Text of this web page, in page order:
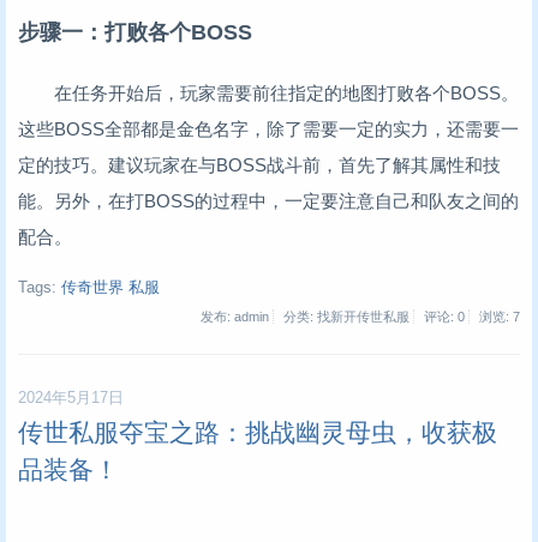
步骤一：打败各个BOSS
在任务开始后，玩家需要前往指定的地图打败各个BOSS。
这些BOSS全部都是金色名字，除了需要一定的实力，还需要一
定的技巧。建议玩家在与BOSS战斗前，首先了解其属性和技
能。另外，在打BOSS的过程中，一定要注意自己和队友之间的
配合。
Tags: 传奇世界 私服
发布: admin 分类: 找新开传世私服 评论: 0 浏览: 7
2024年5月17日
传世私服夺宝之路：挑战幽灵母虫，收获极
品装备！